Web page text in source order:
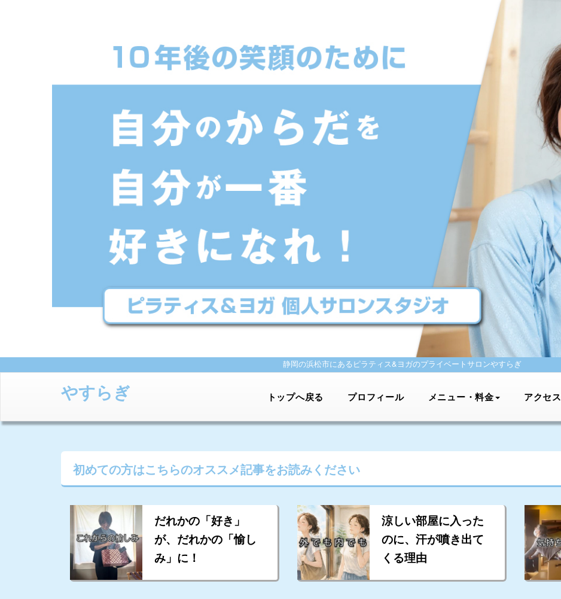
静岡の浜松市にあるピラティス&ヨガのプライベートサロンやすらぎ
やすらぎ トップへ戻る プロフィール メニュー・料金 アクセス
初めての方はこちらのオススメ記事をお読みください
だれかの「好き」
が、だれかの「愉し
み」に！
涼しい部屋に入った
のに、汗が噴き出て
くる理由